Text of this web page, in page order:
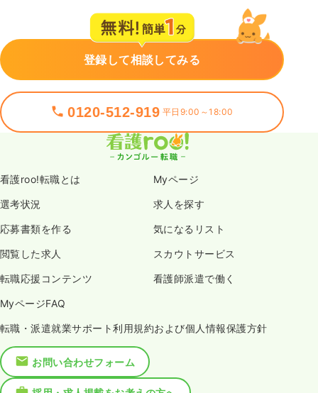
登録して相談してみる
0120-512-919 平日9:00～18:00
看護roo!転職とは Myページ
選考状況 求人を探す
応募書類を作る 気になるリスト
閲覧した求人 スカウトサービス
転職応援コンテンツ 看護師派遣で働く
MyページFAQ
転職・派遣就業サポート利用規約および個人情報保護方針
お問い合わせフォーム